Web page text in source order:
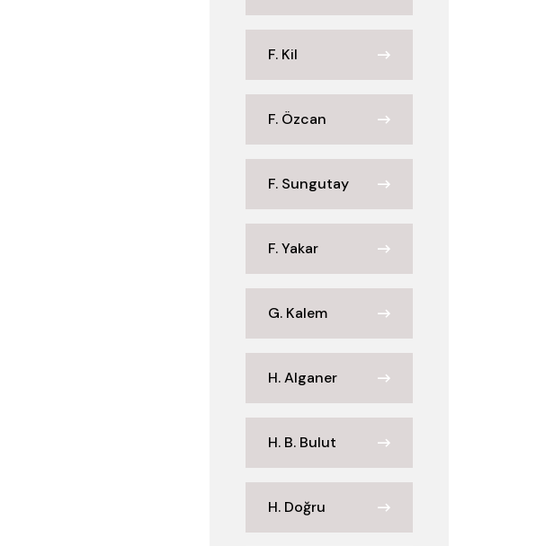
F. Kil
F. Özcan
F. Sungutay
F. Yakar
G. Kalem
H. Alganer
H. B. Bulut
H. Doğru